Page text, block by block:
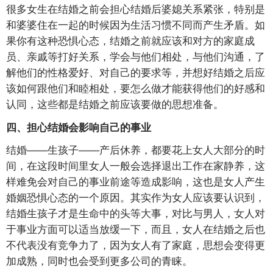
很多女生在结婚之前会担心结婚后婆媳关系紧张，特别是
和婆婆住在一起的时候因为生活习惯不同而产生矛盾。如
果你有这种恐惧心态，结婚之前就应该和对方的家庭成
员、亲戚等打好关系，学会与他们相处，与他们沟通，了
解他们的性格爱好、对自己的要求等，并想好结婚之后应
该如何跟他们和睦相处，要怎么做才能获得他们的好感和
认同，这些都是结婚之前应该要做的思想准备。
四、担心结婚会影响自己的事业
结婚——生孩子——产后休养，都要花上女人大部分的时
间，在这段时间里女人一般会选择退出工作在家静养，这
样难免会对自己的事业前途等造成影响，这也是女人产生
婚姻恐惧心态的一个原因。其实作为女人应该要认识到，
结婚生孩子才是生命中的头等大事，对比与男人，女人对
于事业方面可以适当放缓一下，而且，女人在结婚之后也
不代表没有竞争力了，因为女人有了家庭，思想会变得更
加成熟，同时也会受到更多公司的青睐。